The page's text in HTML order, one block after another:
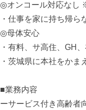
◎オンコール対応なし
・仕事を家に持ち帰
◎母体安心
・有料、サ高住、GH
・茨城県に本社をか
■業務内容
ーサービス付き高齢者